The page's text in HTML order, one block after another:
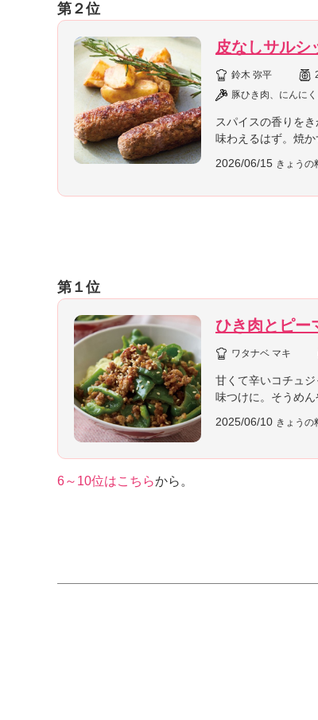
第２位
皮なしサルシ
鈴木 弥平
豚ひき肉、にんに
スパイスの香りを
味わえるはず。焼
2026/06/15 きょうの
第１位
ひき肉とピー
ワタナベ マキ
甘くて辛いコチュ
味つけに。そうめ
2025/06/10 きょうの
6～10位はこちらから。